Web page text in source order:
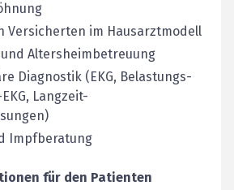
Versicherten im Hausarztmodell
und Altersheimbetreuung
Diagnostik (EKG, Belastungs-
Langzeit-
Impfberatung
für den Patienten